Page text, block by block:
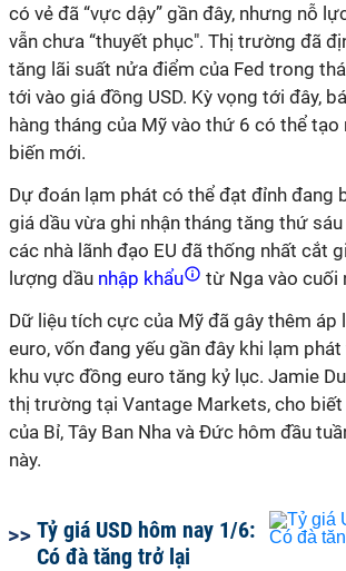
có vẻ đã “vực dậy” gần đây, nhưng nỗ
vẫn chưa “thuyết phục". Thị trường đã
tăng lãi suất nửa điểm của Fed trong
tới vào giá đồng USD. Kỳ vọng tới đây,
hàng tháng của Mỹ vào thứ 6 có thể tạo
biến mới.
Dự đoán lạm phát có thể đạt đỉnh đang
giá dầu vừa ghi nhận tháng tăng thứ
các nhà lãnh đạo EU đã thống nhất cắt
lượng dầu nhập khẩu
từ Nga vào cuối
Dữ liệu tích cực của Mỹ đã gây thêm áp
euro, vốn đang yếu gần đây khi lạm
khu vực đồng euro tăng kỷ lục. Jamie
thị trường tại Vantage Markets, cho
của Bỉ, Tây Ban Nha và Đức hôm đầu
này.
Tỷ giá USD hôm nay 1/6:
Có đà tăng trở lại